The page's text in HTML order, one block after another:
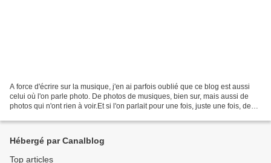
A force d'écrire sur la musique, j'en ai parfois oublié que ce blog est aussi
celui où l'on parle photo. De photos de musiques, bien sur, mais aussi de
photos qui n'ont rien à voir.Et si l'on parlait pour une fois, juste une fois, de
Hébergé par Canalblog
Top articles